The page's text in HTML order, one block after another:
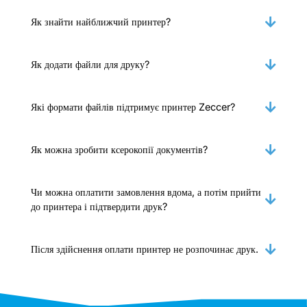
Як знайти найближчий принтер?
Як додати файли для друку?
Які формати файлів підтримує принтер Zeccer?
Як можна зробити ксерокопії документів?
Чи можна оплатити замовлення вдома, а потім прийти
до принтера і підтвердити друк?
Після здійснення оплати принтер не розпочинає друк.